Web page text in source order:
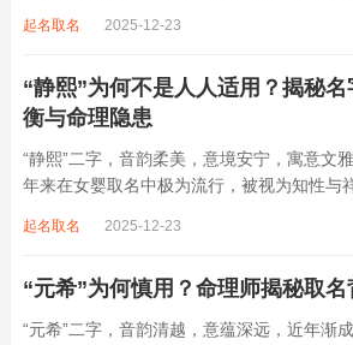
增心力。细察“睿雅”之局，实藏金水成势、
起名取名 2025-12-23
“静熙”为何不是人人适用？揭秘
衡与命理隐患
“静熙”二字，音韵柔美，意境安宁，寓意文
年来在女婴取名中极为流行，被视为知性与
象，实藏金水偏寒、火气受制之弊，若不顾
起名取名 2025-12-23
“元希”为何慎用？命理师揭秘取
“元希”二字，音韵清越，意蕴深远，近年渐